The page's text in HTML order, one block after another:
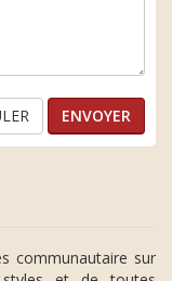
communautaire sur